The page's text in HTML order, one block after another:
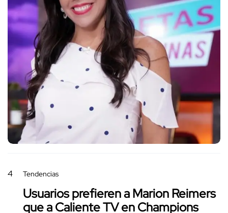
4 Tendencias
Usuarios prefieren a Marion Reimers
que a Caliente TV en Champions